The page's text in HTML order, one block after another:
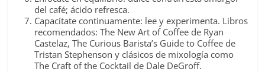
del café; ácido refresca.
Capacítate continuamente: lee y experimenta. Libros
recomendados:The New Art of Coffee de Ryan
Castelaz,The Curious Barista’s Guide to Coffee de
Tristan Stephenson y clásicos de mixología como
The Craft of the Cocktail de Dale DeGroff.